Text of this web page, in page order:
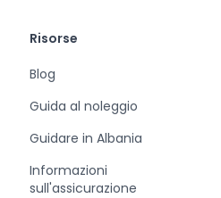
Risorse
Blog
Guida al noleggio
Guidare in Albania
Informazioni
sull'assicurazione